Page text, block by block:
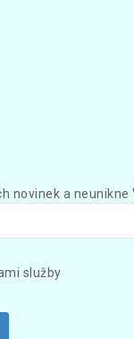
novinek a
služby